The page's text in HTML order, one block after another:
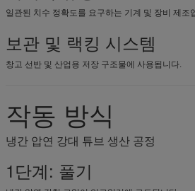
일관된 치수 정확도를 요구하는 기계 및 장비 제조
보관 및 랙킹 시스템
창고 선반 및 산업용 저장 구조물에 사용됩니다.
작동 방식
냉간 압연 강대 튜브 생산 공정
1단계: 풀기